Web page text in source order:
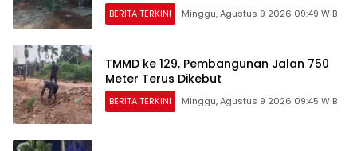
BERITA TERKINI Minggu, Agustus 9 2026 09:49 WIB
TMMD ke 129, Pembangunan Jalan 750
Meter Terus Dikebut
BERITA TERKINI Minggu, Agustus 9 2026 09:45 WIB